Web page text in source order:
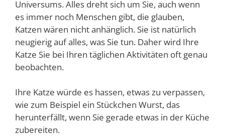
Universums. Alles dreht sich um Sie, auch wenn
es immer noch Menschen gibt, die glauben,
Katzen wären nicht anhänglich. Sie ist natürlich
neugierig auf alles, was Sie tun. Daher wird Ihre
Katze Sie bei Ihren täglichen Aktivitäten oft genau
beobachten.
Ihre Katze würde es hassen, etwas zu verpassen,
wie zum Beispiel ein Stückchen Wurst, das
herunterfällt, wenn Sie gerade etwas in der Küche
zubereiten.